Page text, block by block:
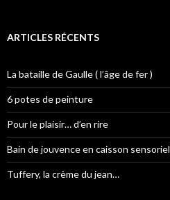
ARTICLES RÉCENTS
La bataille de Gaulle ( l’âge de fer )
6 potes de peinture
Pour le plaisir… d’en rire
Bain de jouvence en caisson sensoriel
Tuffery, la crème du jean…